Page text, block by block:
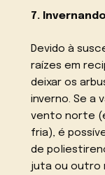
7.
Devido à
raízes em
deixar os
inverno. Se a
vento norte
fria), é
de
juta ou outro